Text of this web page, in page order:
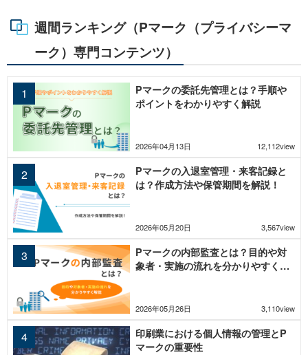
週間ランキング（Pマーク（プライバシーマ
ーク）専門コンテンツ）
2026年04月13日 12,112view
Pマークの委託先管理とは？手順や
ポイントをわかりやすく解説
2026年05月20日 3,567view
Pマークの入退室管理・来客記録と
は？作成方法や保管期間を解説！
2026年05月26日 3,110view
Pマークの内部監査とは？目的や対
象者・実施の流れを分かりやすく解
印刷業における個人情報の管理とP
マークの重要性